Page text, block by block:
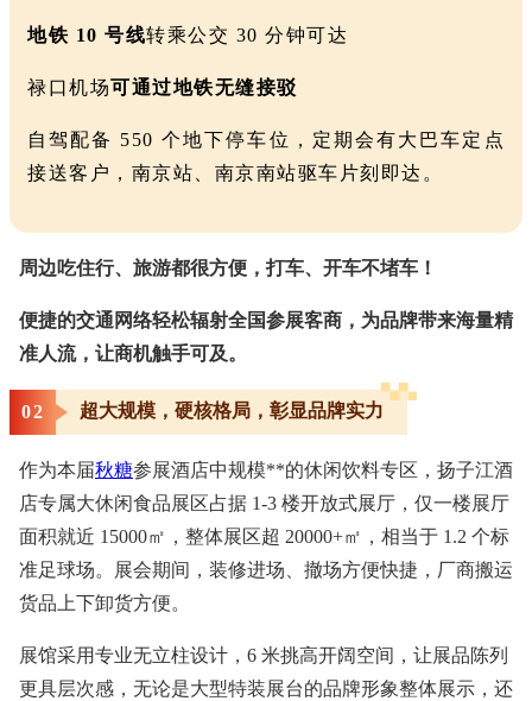
地铁 10 号线转乘公交 30 分钟可达
禄口机场可通过地铁无缝接驳
自驾配备 550 个地下停车位，定期会有大巴车定点
接送客户，南京站、南京南站驱车片刻即达。
周边吃住行、旅游都很方便，打车、开车不堵车！
便捷的交通网络轻松辐射全国参展客商，为品牌带来海量精
准人流，让商机触手可及。
02 超大规模，硬核格局，彰显品牌实力
作为本届秋糖参展酒店中规模**的休闲饮料专区，扬子江酒
店专属大休闲食品展区占据 1-3 楼开放式展厅，仅一楼展厅
面积就近 15000㎡，整体展区超 20000+㎡，相当于 1.2 个标
准足球场。展会期间，装修进场、撤场方便快捷，厂商搬运
货品上下卸货方便。
展馆采用专业无立柱设计，6 米挑高开阔空间，让展品陈列
更具层次感，无论是大型特装展台的品牌形象整体展示，还